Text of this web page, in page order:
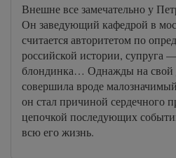
Внешне все замечательно у
Он заведующий кафедрой в
считается авторитетом по
российской истории, супруга
блондинка… Однажды на свой
совершила вроде
он стал причиной сердечного
цепочкой последующих
всю его жизнь.